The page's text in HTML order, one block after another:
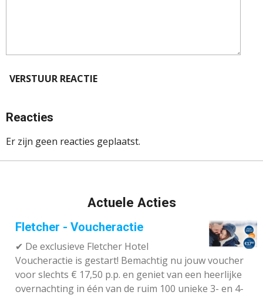
VERSTUUR REACTIE
Reacties
Er zijn geen reacties geplaatst.
Actuele Acties
Fletcher - Voucheractie
✔ De exclusieve Fletcher Hotel
Voucheractie is gestart! Bemachtig nu jouw voucher
voor slechts € 17,50 p.p. en geniet van een heerlijke
overnachting in één van de ruim 100 unieke 3- en 4-